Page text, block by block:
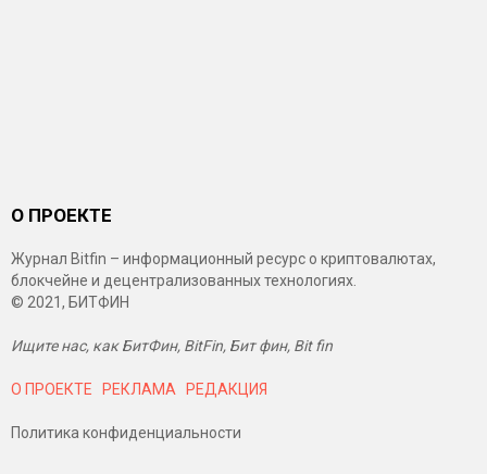
О ПРОЕКТЕ
Журнал Bitfin – информационный ресурс о криптовалютах,
блокчейне и децентрализованных технологиях.
© 2021, БИТФИН
Ищите нас, как БитФин, BitFin, Бит фин, Bit fin
О ПРОЕКТЕ РЕКЛАМА РЕДАКЦИЯ
Политика конфиденциальности